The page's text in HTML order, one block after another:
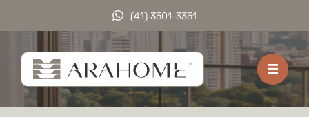
(41) 3501-3351
HOME
VENDA